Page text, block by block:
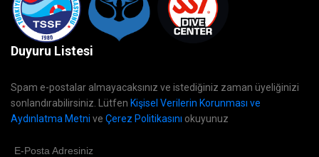
Duyuru Listesi
Spam e-postalar almayacaksınız ve istediğiniz zaman üyeliğinizi
sonlandırabilirsiniz. Lütfen Kişisel Verilerin Korunması ve
Aydınlatma Metni ve Çerez Politikasını okuyunuz
E-Posta Adresiniz